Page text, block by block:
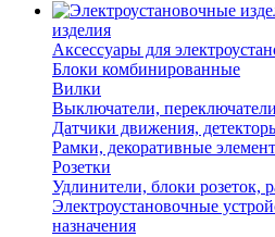
изделия
Аксессуары для
Блоки комбинированные
Вилки
Выключатели,
Датчики движения,
Рамки, декоративные
Розетки
Удлинители, блоки розеток,
Электроустановочные
назначения